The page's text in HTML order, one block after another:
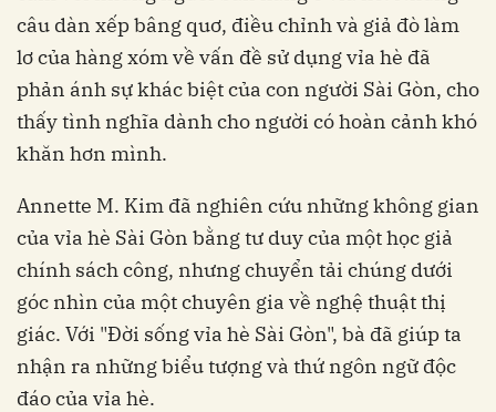
câu dàn xếp bâng quơ, điều chỉnh và giả đò làm
lơ của hàng xóm về vấn đề sử dụng vỉa hè đã
phản ánh sự khác biệt của con người Sài Gòn, cho
thấy tình nghĩa dành cho người có hoàn cảnh khó
khăn hơn mình.
Annette M. Kim đã nghiên cứu những không gian
của vỉa hè Sài Gòn bằng tư duy của một học giả
chính sách công, nhưng chuyển tải chúng dưới
góc nhìn của một chuyên gia về nghệ thuật thị
giác. Với "Đời sống vỉa hè Sài Gòn", bà đã giúp ta
nhận ra những biểu tượng và thứ ngôn ngữ độc
đáo của vỉa hè.